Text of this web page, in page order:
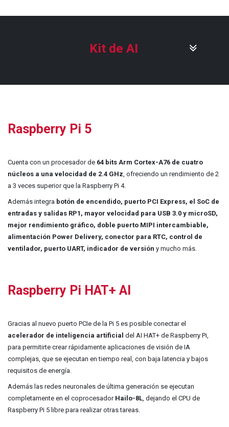
Kit de AI
Raspberry Pi 5
Cuenta con un procesador de 64 bits Arm Cortex-A76 de cuatro
núcleos a una velocidad de 2.4 GHz, ofreciendo un rendimiento de 2
a 3 veces superior que la Raspberry Pi 4.
Además integra botón de encendido, puerto PCI Express, el SoC de
entradas y salidas RP1, mayor velocidad para USB 3.0 y microSD,
mejor rendimiento gráfico, doble puerto MIPI intercambiable,
alimentación Power Delivery, conector para RTC, control de
ventilador, puerto UART, indicador de versión y mucho más.
Raspberry Pi HAT+ AI
Gracias al nuevo puerto PCIe de la Pi 5 es posible conectar el
acelerador de inteligencia artificial del AI HAT+ de Raspberry Pi,
para permitirte crear rápidamente aplicaciones de visión de IA
complejas, que se ejecutan en tiempo real, con baja latencia y bajos
requisitos de energía.
Además las redes neuronales de última generación se ejecutan
completamente en el coprocesador Hailo-8L, dejando el CPU de
Raspberry Pi 5 libre para realizar otras tareas.